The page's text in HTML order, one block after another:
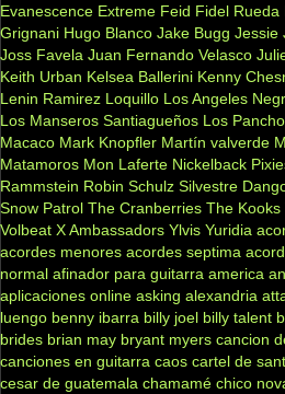
Evanescence Extreme Feid Fidel Rueda
Grignani Hugo Blanco Jake Bugg Jessie
Joss Favela Juan Fernando Velasco
Keith Urban Kelsea Ballerini Kenny
Lenin Ramirez Loquillo Los Angeles
Los Manseros Santiagueños Los
Macaco Mark Knopfler Martín valverde
Matamoros Mon Laferte Nickelback
Rammstein Robin Schulz Silvestre
Snow Patrol The Cranberries The Kooks
Volbeat X Ambassadors Ylvis Yuridia
acordes menores acordes septima
normal afinador para guitarra america
aplicaciones online asking alexandria
luengo benny ibarra billy joel billy talent
brides brian may bryant myers cancion
canciones en guitarra caos cartel de
cesar de guatemala chamamé chico